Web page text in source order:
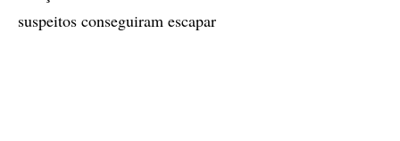
suspeitos conseguiram escapar